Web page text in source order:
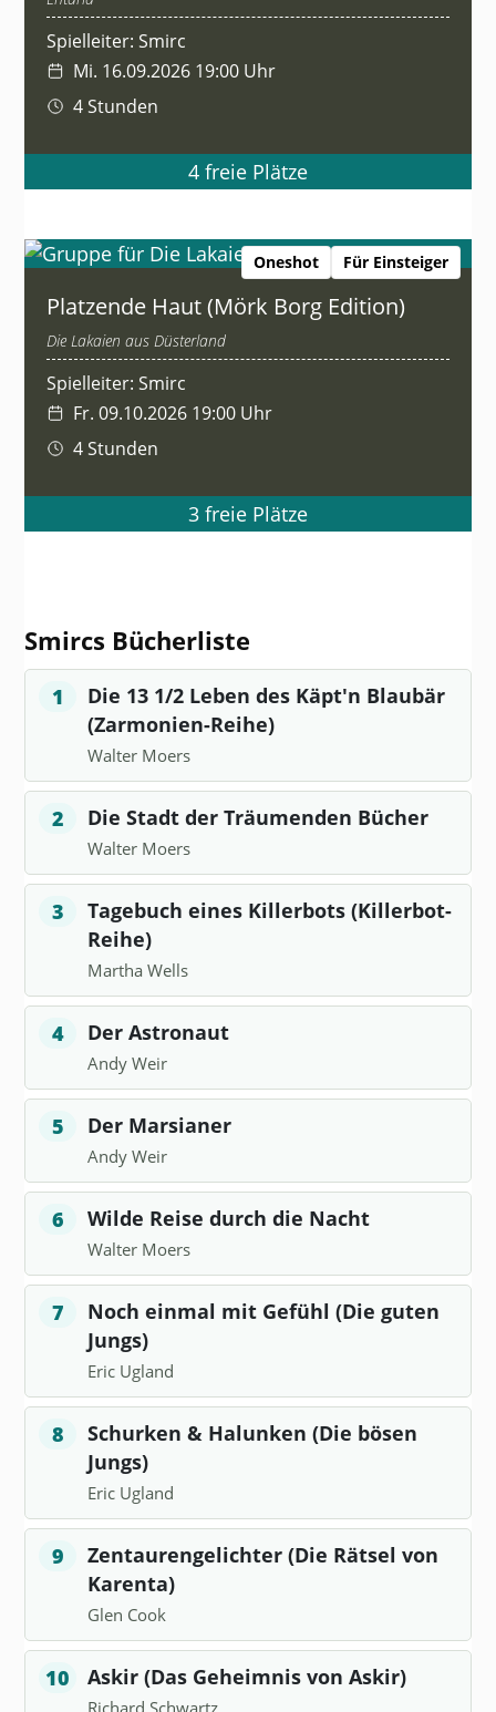
Spielleiter: Smirc
Mi. 16.09.2026 19:00 Uhr
4 Stunden
4 freie Plätze
Oneshot Für Einsteiger
Platzende Haut (Mörk Borg Edition)
Die Lakaien aus Düsterland
Spielleiter: Smirc
Fr. 09.10.2026 19:00 Uhr
4 Stunden
3 freie Plätze
Smircs Bücherliste
1
Die 13 1/2 Leben des Käpt'n Blaubär
(Zarmonien-Reihe)
Walter Moers
2 Die Stadt der Träumenden Bücher
Walter Moers
3
Tagebuch eines Killerbots (Killerbot-
Reihe)
Martha Wells
4 Der Astronaut
Andy Weir
5 Der Marsianer
Andy Weir
6 Wilde Reise durch die Nacht
Walter Moers
7
Noch einmal mit Gefühl (Die guten
Jungs)
Eric Ugland
8
Schurken & Halunken (Die bösen
Jungs)
Eric Ugland
9
Zentaurengelichter (Die Rätsel von
Karenta)
Glen Cook
10 Askir (Das Geheimnis von Askir)
Richard Schwartz